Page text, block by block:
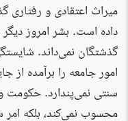
میراث اعتقادی و رفتاری
داده است. بشر امروز
گذشتگان نمی‌داند.
امور جامعه را برآمده از
سنتی نمی‌پندارد. حکومت
محسوب نمی‌کند، بلکه